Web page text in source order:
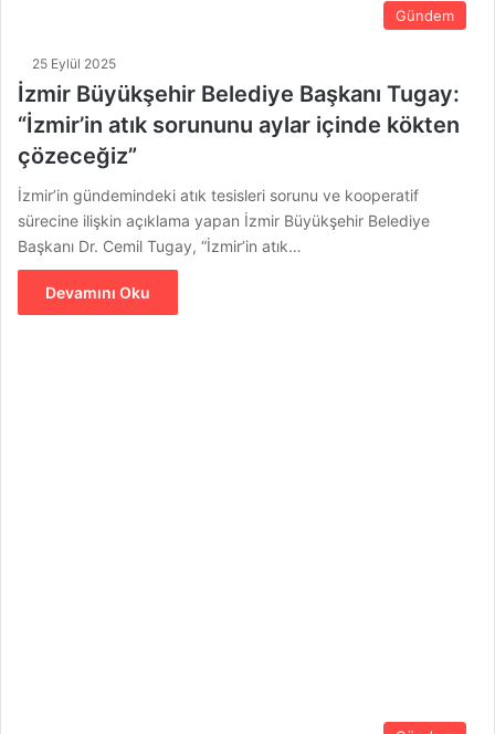
Gündem
25 Eylül 2025
İzmir Büyükşehir Belediye Başkanı Tugay:
“İzmir’in atık sorununu aylar içinde kökten
çözeceğiz”
İzmir’in gündemindeki atık tesisleri sorunu ve kooperatif
sürecine ilişkin açıklama yapan İzmir Büyükşehir Belediye
Başkanı Dr. Cemil Tugay, “İzmir’in atık…
Devamını Oku